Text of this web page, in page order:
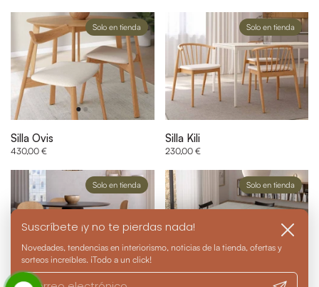
Silla Ovis
430,00 €
Solo en tienda
Silla Kili
230,00 €
Solo en tienda
Solo en tienda Solo en tienda
Suscríbete ¡y no te pierdas nada!
Novedades, tendencias en interiorismo, noticias de la tienda, ofertas y
sorteos increíbles. ¡Todo a un click!
Cerrar